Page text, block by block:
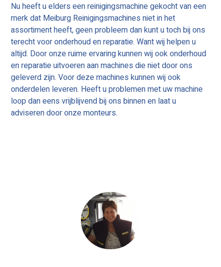
Nu heeft u elders een reinigingsmachine gekocht van een
merk dat Meiburg Reinigingsmachines niet in het
assortiment heeft, geen probleem dan kunt u toch bij ons
terecht voor onderhoud en reparatie. Want wij helpen u
altijd. Door onze ruime ervaring kunnen wij ook onderhoud
en reparatie uitvoeren aan machines die niet door ons
geleverd zijn. Voor deze machines kunnen wij ook
onderdelen leveren. Heeft u problemen met uw machine
loop dan eens vrijblijvend bij ons binnen en laat u
adviseren door onze monteurs.